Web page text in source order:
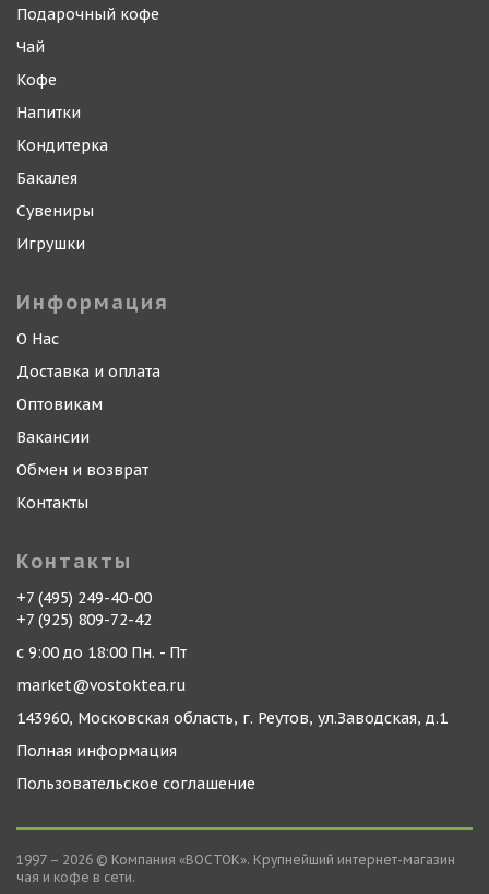
Подарочный кофе
Чай
Кофе
Напитки
Кондитерка
Бакалея
Сувениры
Игрушки
Информация
О Нас
Доставка и оплата
Оптовикам
Вакансии
Обмен и возврат
Контакты
Контакты
+7 (495) 249-40-00
+7 (925) 809-72-42
с 9:00 до 18:00 Пн. - Пт
market@vostoktea.ru
143960, Московская область, г. Реутов, ул.Заводская, д.1
Полная информация
Пользовательское соглашение
1997 – 2026 © Компания «ВОСТОК». Крупнейший интернет-магазин
чая и кофе в сети.